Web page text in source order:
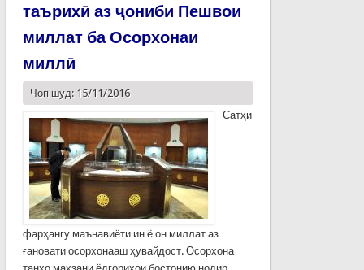
таърихӣ аз ҷониби Пешвои
миллат ба Осорхонаи
миллӣ
Чоп шуд: 15/11/2016
Сатҳи
фарҳангу маънавиёти ин ё он миллат аз
ғановати осорхонааш ҳувайдост. Осорхона